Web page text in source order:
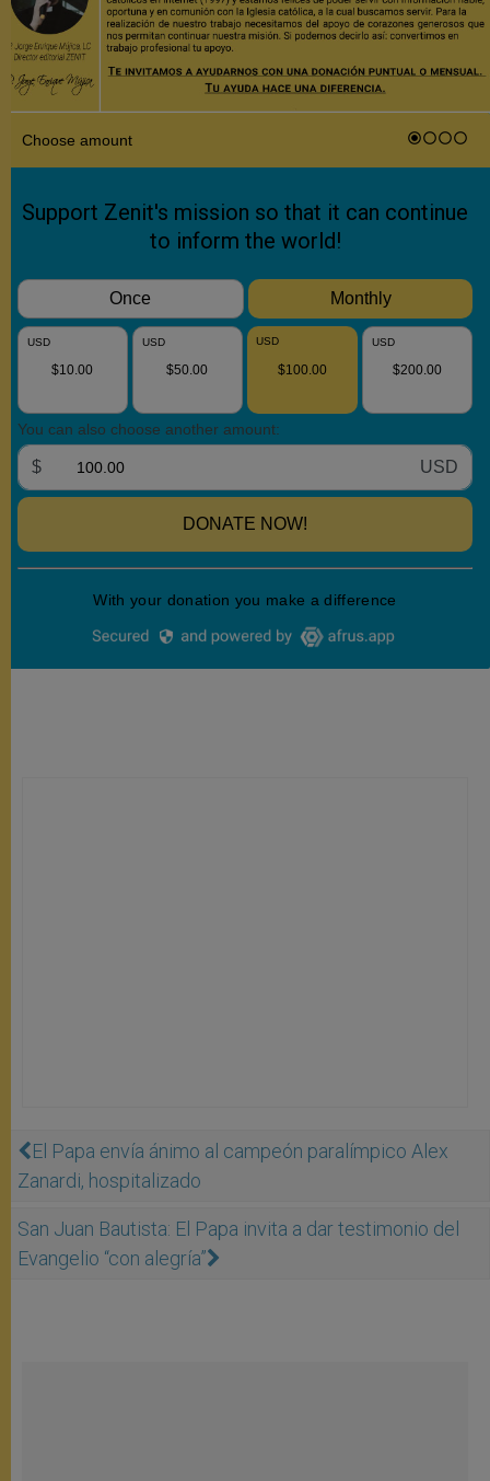
El Papa envía ánimo al campeón paralímpico Alex
Zanardi, hospitalizado
San Juan Bautista: El Papa invita a dar testimonio del
Evangelio “con alegría”